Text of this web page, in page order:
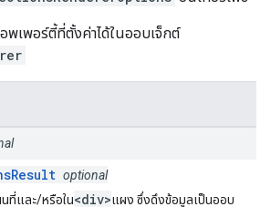
เพอร์ตี้ที่ตั้งค่าได้ในออบเจ็กต์
optional
ที่และ/หรือใน<div>แผง ซึ่งดึงข้อมูลเป็นออบ